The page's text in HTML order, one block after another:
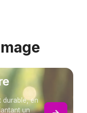
durable, en
un